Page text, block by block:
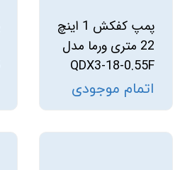
پمپ کفکش 1 اینچ
22 متری ورما مدل
QDX3-18-0.55F
اتمام موجودی